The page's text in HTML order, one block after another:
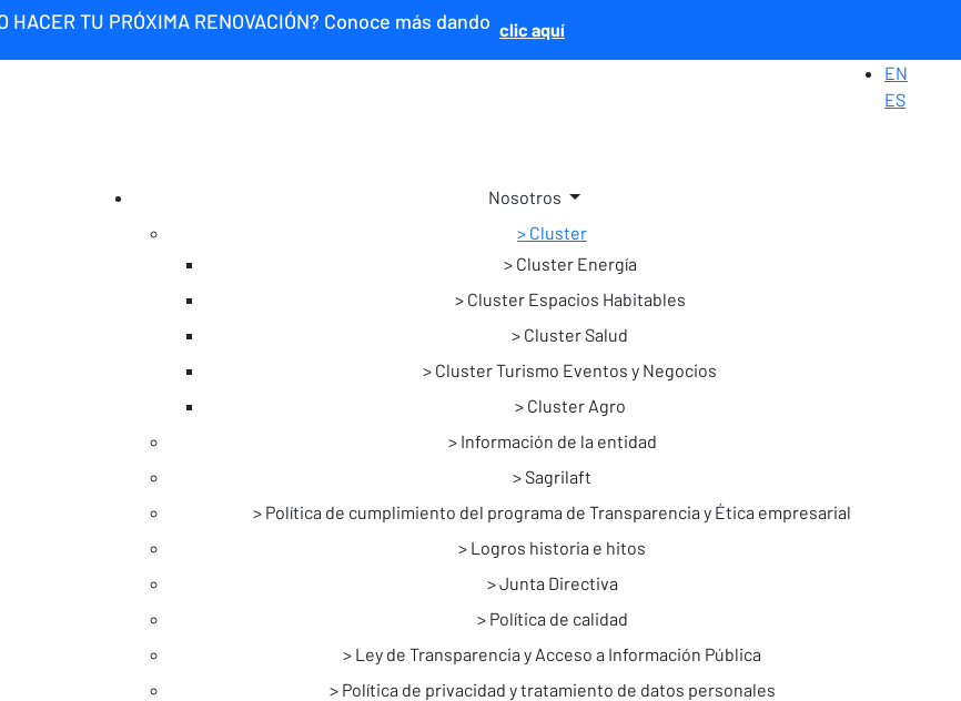
HACER TU PRÓXIMA RENOVACIÓN? Conoce más dando clic aquí
EN
ES
Nosotros
Cluster
Cluster Energía
Cluster Espacios Habitables
Cluster Salud
Cluster Turismo Eventos y Negocios
Cluster Agro
Información de la entidad
Sagrilaft
Política de cumplimiento del programa de Transparencia y Ética empresarial
Logros historia e hitos
Junta Directiva
Política de calidad
Ley de Transparencia y Acceso a Información Pública
Política de privacidad y tratamiento de datos personales